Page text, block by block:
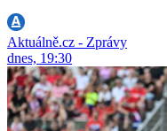
Aktuálně.cz - Zprávy
dnes, 19:30